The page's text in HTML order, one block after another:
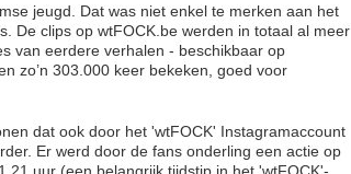
jeugd. Dat was niet enkel te merken aan het
De clips op wtFOCK.be werden in totaal al meer
van eerdere verhalen - beschikbaar op
zo’n 303.000 keer bekeken, goed voor
dat ook door het 'wtFOCK' Instagramaccount
Er werd door de fans onderling een actie op